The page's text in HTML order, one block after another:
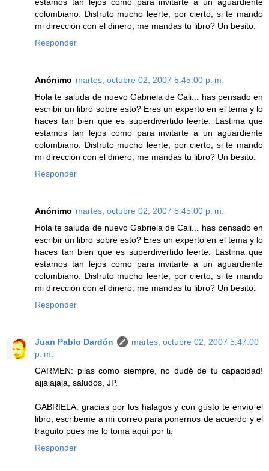
colombiano. Disfruto mucho leerte, por cierto, si te mando
mi dirección con el dinero, me mandas tu libro? Un besito.
Responder
Anónimo martes, octubre 02, 2007 5:45:00 p. m.
Hola te saluda de nuevo Gabriela de Cali... has pensado en
escribir un libro sobre esto? Eres un experto en el tema y lo
haces tan bien que es superdivertido leerte. Lástima que
estamos tan lejos como para invitarte a un aguardiente
colombiano. Disfruto mucho leerte, por cierto, si te mando
mi dirección con el dinero, me mandas tu libro? Un besito.
Responder
Anónimo martes, octubre 02, 2007 5:45:00 p. m.
Hola te saluda de nuevo Gabriela de Cali... has pensado en
escribir un libro sobre esto? Eres un experto en el tema y lo
haces tan bien que es superdivertido leerte. Lástima que
estamos tan lejos como para invitarte a un aguardiente
colombiano. Disfruto mucho leerte, por cierto, si te mando
mi dirección con el dinero, me mandas tu libro? Un besito.
Responder
Juan Pablo Dardón
martes, octubre 02, 2007 5:47:00
p. m.
CARMEN: pilas como siempre, no dudé de tu capacidad!
ajjajajaja, saludos, JP.
GABRIELA: gracias por los halagos y con gusto te envío el
libro, escribeme a mi correo para ponernos de acuerdo y el
traguito pues me lo toma aquí por ti.
Responder